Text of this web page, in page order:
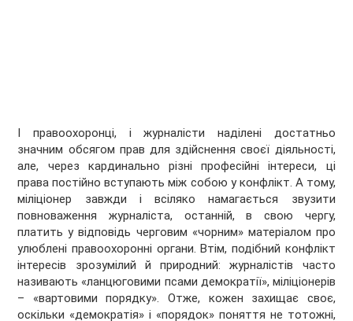
І правоохоронці, і журналісти наділені достатньо
значним обсягом прав для здійснення своєї діяльності,
але, через кардинально різні професійні інтереси, ці
права постійно вступають між собою у конфлікт. А тому,
міліціонер завжди і всіляко намагається звузити
повноваження журналіста, останній, в свою чергу,
платить у відповідь черговим «чорним» матеріалом про
улюблені правоохоронні органи. Втім, подібний конфлікт
інтересів зрозумілий й природний: журналістів часто
називають «ланцюговими псами демократії», міліціонерів
– «вартовими порядку». Отже, кожен захищає своє,
оскільки «демократія» і «порядок» поняття не тотожні,